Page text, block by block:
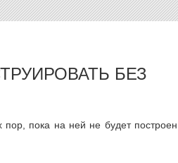
БЕЗ
пор, пока на ней не будет построен